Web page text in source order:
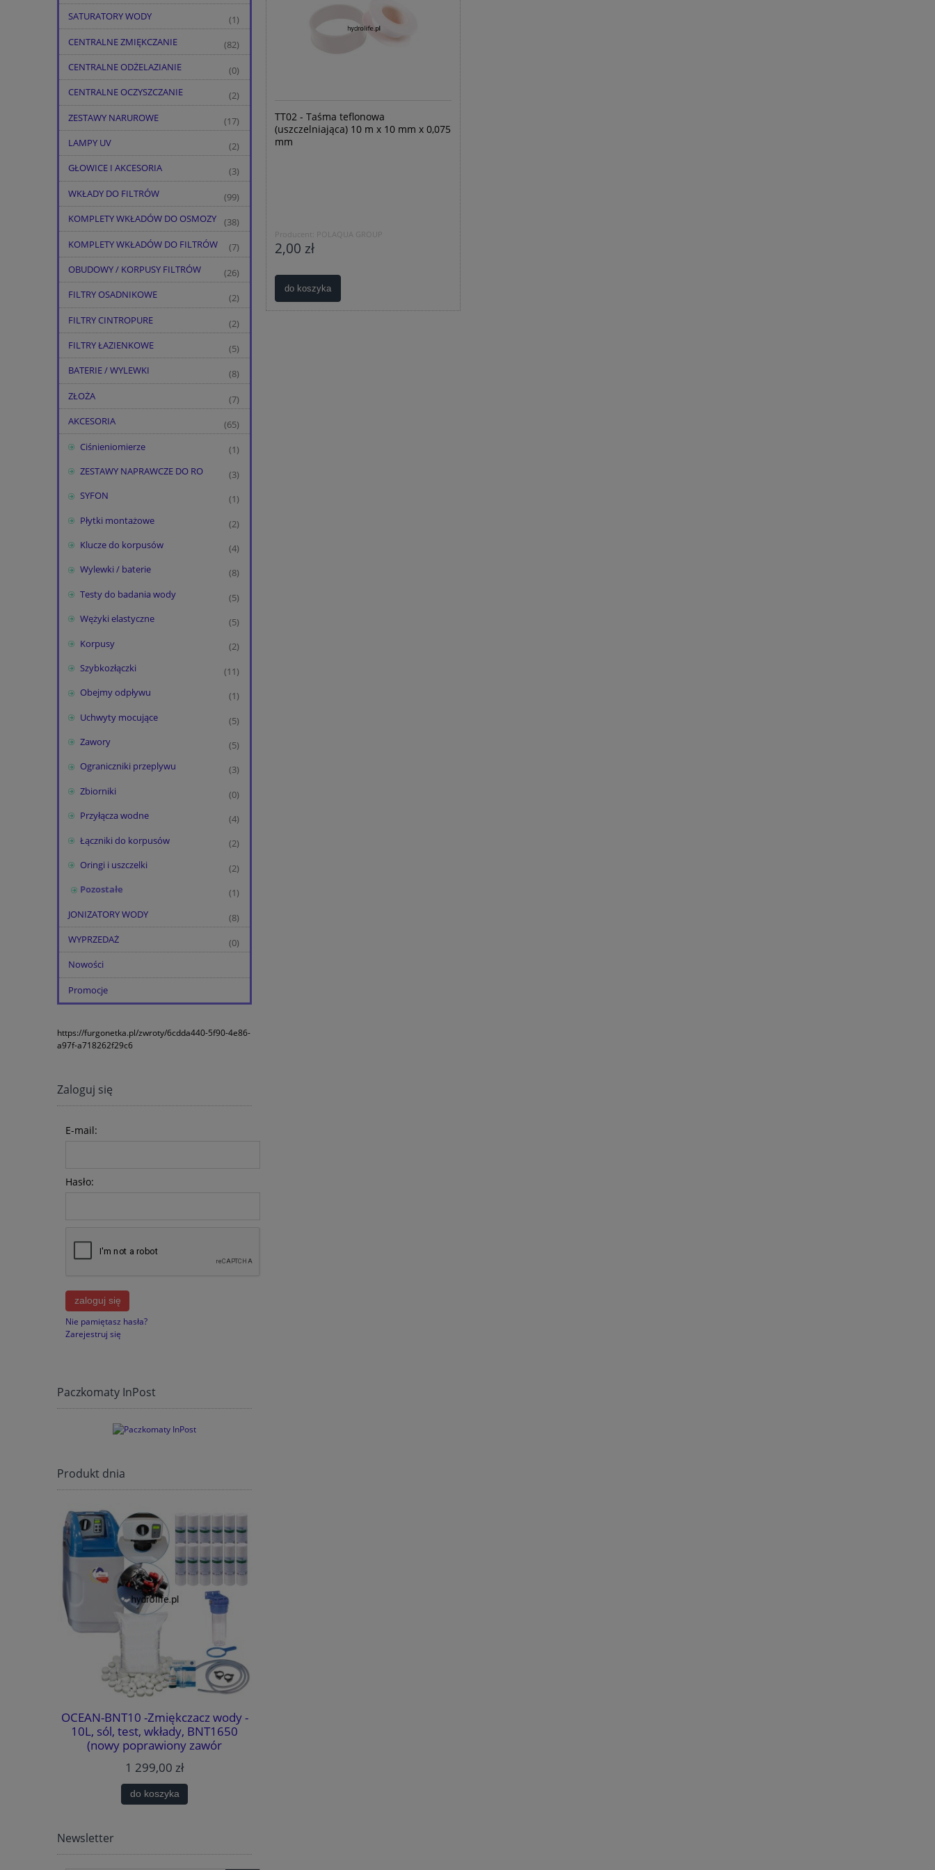
SATURATORY WODY (1)
CENTRALNE ZMIĘKCZANIE (82)
CENTRALNE ODŻELAZIANIE (0)
CENTRALNE OCZYSZCZANIE (2)
ZESTAWY NARUROWE (17)
LAMPY UV (2)
GŁOWICE I AKCESORIA (3)
WKŁADY DO FILTRÓW (99)
KOMPLETY WKŁADÓW DO OSMOZY (38)
KOMPLETY WKŁADÓW DO FILTRÓW (7)
OBUDOWY / KORPUSY FILTRÓW (26)
FILTRY OSADNIKOWE (2)
FILTRY CINTROPURE (2)
FILTRY ŁAZIENKOWE (5)
BATERIE / WYLEWKI (8)
ZŁOŻA (7)
AKCESORIA (65)
Ciśnieniomierze (1)
ZESTAWY NAPRAWCZE DO RO (3)
SYFON (1)
Płytki montażowe (2)
Klucze do korpusów (4)
Wylewki / baterie (8)
Testy do badania wody (5)
Wężyki elastyczne (5)
Korpusy (2)
Szybkozłączki (11)
Obejmy odpływu (1)
Uchwyty mocujące (5)
Zawory (5)
Ograniczniki przeplywu (3)
Zbiorniki (0)
Przyłącza wodne (4)
Łączniki do korpusów (2)
Oringi i uszczelki (2)
Pozostałe (1)
JONIZATORY WODY (8)
WYPRZEDAŻ (0)
Nowości
Promocje
https://furgonetka.pl/zwroty/6cdda440-5f90-4e86-
a97f-a718262f29c6
Zaloguj się
E-mail:
Hasło:
zaloguj się
Nie pamiętasz hasła?
Zarejestruj się
Paczkomaty InPost
Produkt dnia
OCEAN-BNT10 -Zmiękczacz wody -
10L, sól, test, wkłady, BNT1650
(nowy poprawiony zawór
sterujący)., BY-PASS, MIXING,
GARTISY
1 299,00 zł
do koszyka
Newsletter
TT02 - Taśma teflonowa
(uszczelniająca) 10 m x 10 mm x 0,075
mm
Producent: POLAQUA GROUP
2,00 zł
do koszyka